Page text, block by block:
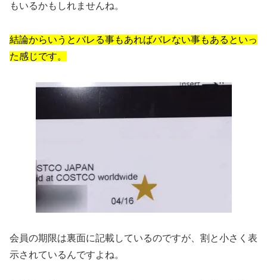
もいるかもしれませんね。
結論からいうとバレる事もあればバレない事もあるといっ
た感じです。
会員の期限は裏面に記載しているのですが、割と小さく表
示されているんですよね。